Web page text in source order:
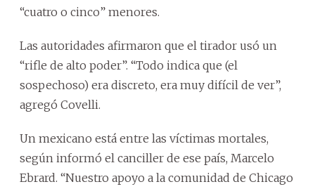
“cuatro o cinco” menores.
Las autoridades afirmaron que el tirador usó un
“rifle de alto poder”. “Todo indica que (el
sospechoso) era discreto, era muy difícil de ver”,
agregó Covelli.
Un mexicano está entre las víctimas mortales,
según informó el canciller de ese país, Marcelo
Ebrard. “Nuestro apoyo a la comunidad de Chicago